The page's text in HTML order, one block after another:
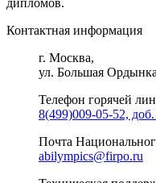
Контактная информация
г. Москва,
ул. Большая
Телефон горячей
8(499)009-05-52,
Почта
abilympics@firpo.ru